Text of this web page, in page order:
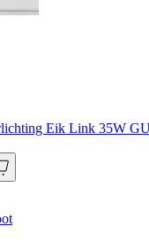
Eik Link 35W